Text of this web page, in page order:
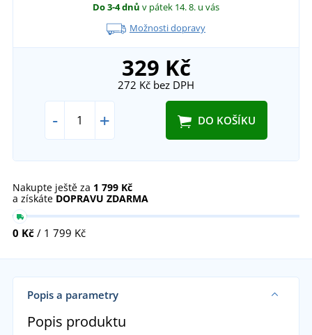
Do 3-4 dnů v pátek 14. 8. u vás
Možnosti dopravy
329 Kč
272 Kč bez DPH
- + DO KOŠÍKU
Nakupte ještě za 1 799 Kč
a získáte DOPRAVU ZDARMA
0 Kč / 1 799 Kč
Popis a parametry
Popis produktu